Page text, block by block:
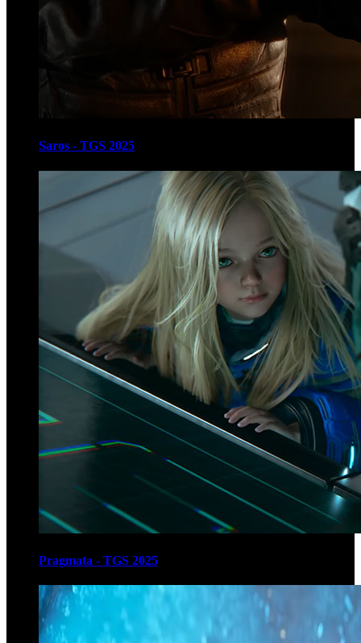
Saros - TGS 2025
Pragmata - TGS 2025